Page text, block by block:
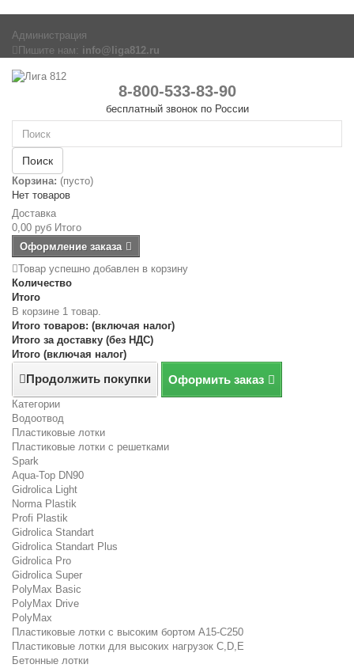
Администрация
Пишите нам: info@liga812.ru
8-800-533-83-90
бесплатный звонок по России
Поиск
Корзина: (пусто)
Нет товаров
Доставка
0,00 руб Итого
Оформление заказа
Товар успешно добавлен в корзину
Количество
Итого
В корзине 1 товар.
Итого товаров: (включая налог)
Итого за доставку (без НДС)
Итого (включая налог)
Продолжить покупки Оформить заказ
Категории
Водоотвод
Пластиковые лотки
Пластиковые лотки с решетками
Spark
Aqua-Top DN90
Gidrolica Light
Norma Plastik
Profi Plastik
Gidrolica Standart
Gidrolica Standart Plus
Gidrolica Pro
Gidrolica Super
PolyMax Basic
PolyMax Drive
PolyMax
Пластиковые лотки с высоким бортом А15-C250
Пластиковые лотки для высоких нагрузок C,D,E
Бетонные лотки